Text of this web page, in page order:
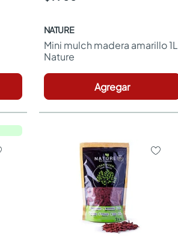
NATURE
Mini mulch madera amarillo 1L
Nature
Agregar